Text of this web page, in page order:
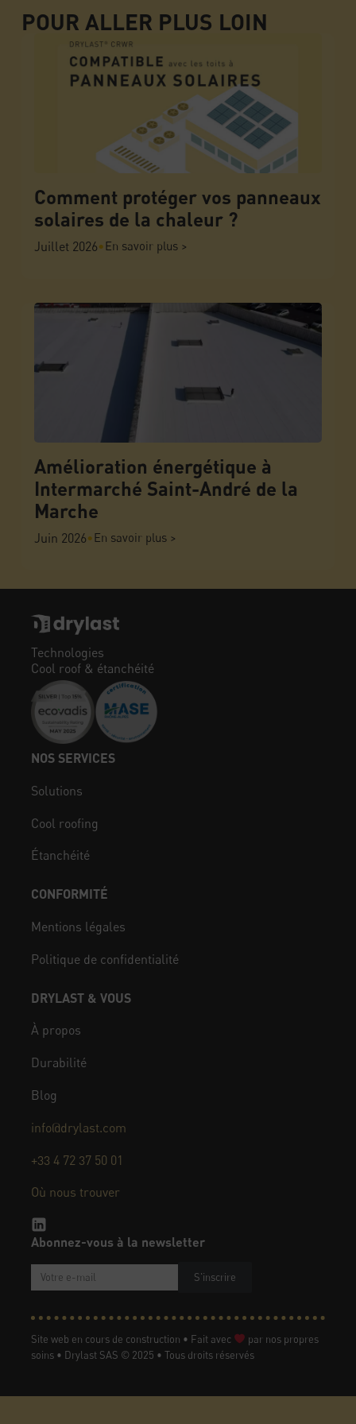
POUR ALLER PLUS LOIN
Comment protéger vos panneaux
solaires de la chaleur ?
Juillet 2026•En savoir plus >
Amélioration énergétique à
Intermarché Saint-André de la
Marche
Juin 2026•En savoir plus >
Technologies
Cool roof & étanchéité
NOS SERVICES
Solutions
Cool roofing
Étanchéité
CONFORMITÉ
Mentions légales
Politique de confidentialité
DRYLAST & VOUS
À propos
Durabilité
Blog
info@drylast.com
+33 4 72 37 50 01
Où nous trouver
Abonnez-vous à la newsletter
S'inscrire
Site web en cours de construction • Fait avec
par nos propres
soins • Drylast SAS © 2025 • Tous droits réservés